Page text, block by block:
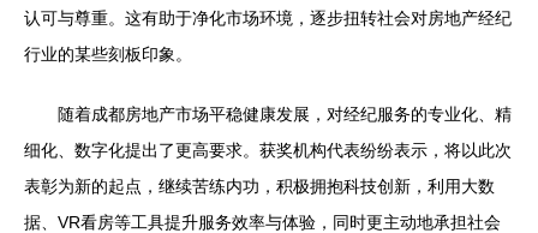
认可与尊重。这有助于净化市场环境，逐步扭转社会对房地产经纪
行业的某些刻板印象。
随着成都房地产市场平稳健康发展，对经纪服务的专业化、精
细化、数字化提出了更高要求。获奖机构代表纷纷表示，将以此次
表彰为新的起点，继续苦练内功，积极拥抱科技创新，利用大数
据、VR看房等工具提升服务效率与体验，同时更主动地承担社会